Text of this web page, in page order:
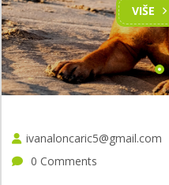
VIŠE
ivanaloncaric5@gmail.com
0 Comments